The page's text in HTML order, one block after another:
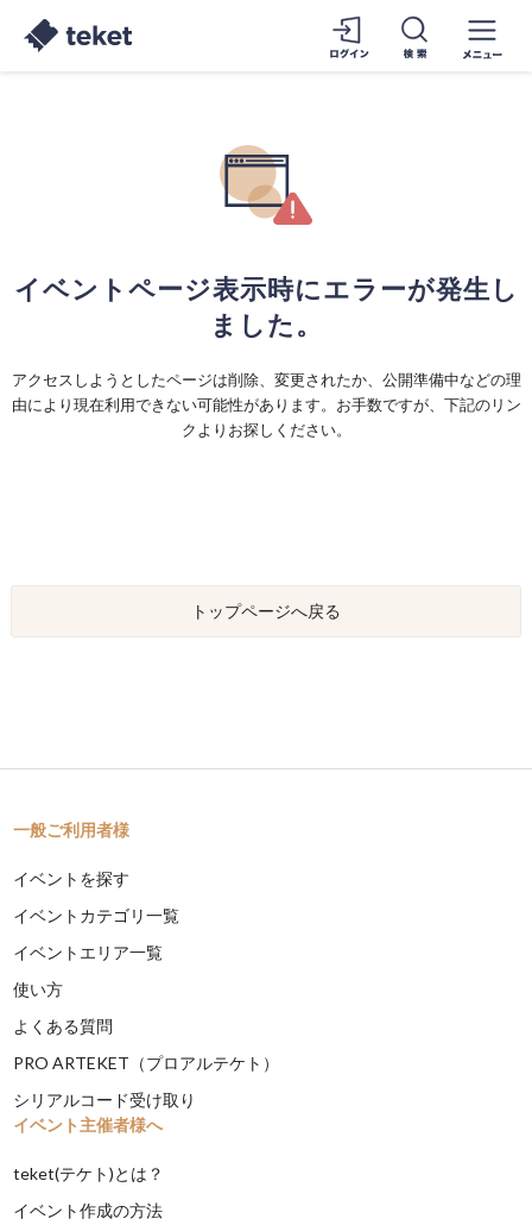
イベントページ表示時にエラーが発生し
ました。
アクセスしようとしたページは削除、変更されたか、公開準備中などの理
由により現在利用できない可能性があります。お手数ですが、下記のリン
クよりお探しください。
トップページへ戻る
一般ご利用者様
イベントを探す
イベントカテゴリ一覧
イベントエリア一覧
使い方
よくある質問
PRO ARTEKET（プロアルテケト）
シリアルコード受け取り
イベント主催者様へ
teket(テケト)とは？
イベント作成の方法